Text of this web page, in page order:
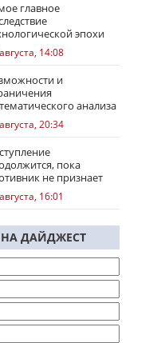
главное
эпохи
14:08
и
анализа
кампаний
20:34
пока
не признает
16:01
ДАЙДЖЕСТ